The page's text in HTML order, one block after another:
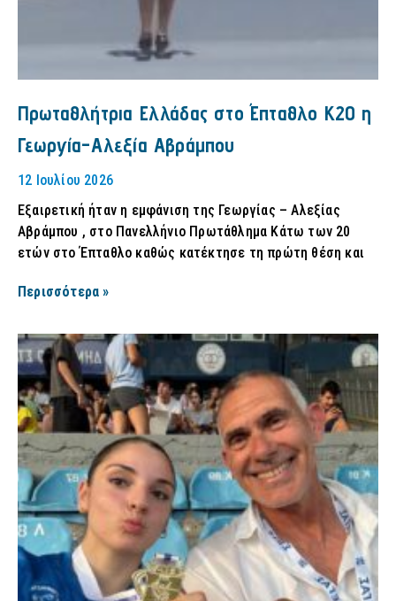
Πρωταθλήτρια Ελλάδας στο Έπταθλο Κ20 η
Γεωργία-Αλεξία Αβράμπου
12 Ιουλίου 2026
Εξαιρετική ήταν η εμφάνιση της Γεωργίας – Αλεξίας
Αβράμπου , στο Πανελλήνιο Πρωτάθλημα Κάτω των 20
ετών στο Έπταθλο καθώς κατέκτησε τη πρώτη θέση και
Περισσότερα »